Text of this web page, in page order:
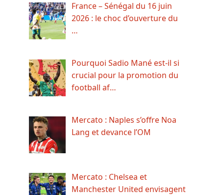
France – Sénégal du 16 juin
2026 : le choc d’ouverture du
…
Pourquoi Sadio Mané est-il si
crucial pour la promotion du
football af…
Mercato : Naples s’offre Noa
Lang et devance l’OM
Mercato : Chelsea et
Manchester United envisagent